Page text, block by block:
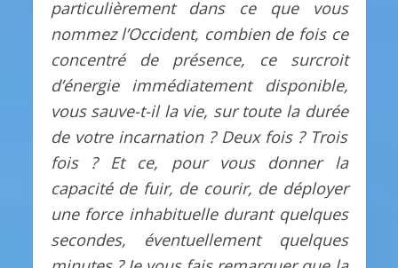
particulièrement dans ce que vous
nommez l’Occident, combien de fois ce
concentré de présence, ce surcroit
d’énergie immédiatement disponible,
vous sauve-t-il la vie, sur toute la durée
de votre incarnation ? Deux fois ? Trois
fois ? Et ce, pour vous donner la
capacité de fuir, de courir, de déployer
une force inhabituelle durant quelques
secondes, éventuellement quelques